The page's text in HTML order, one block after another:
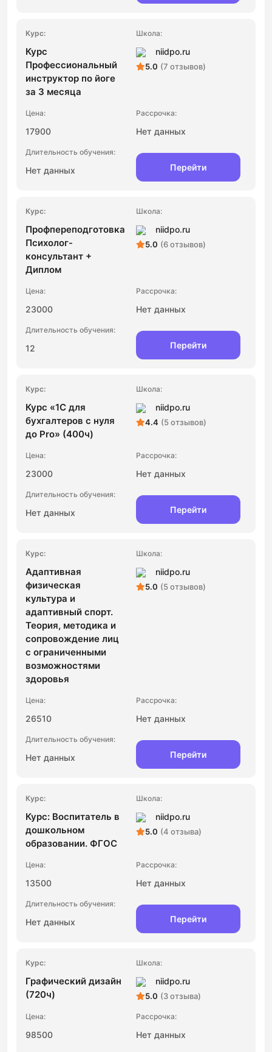
Курс
Профессиональный
инструктор по йоге
за 3 месяца
niidpo.ru
5.0 (7 отзывов)
17900 Нет данных
Нет данных Перейти
Профпереподготовка
Психолог-
консультант +
Диплом
niidpo.ru
5.0 (6 отзывов)
23000 Нет данных
12 Перейти
Курс «1С для
бухгалтеров с нуля
до Pro» (400ч)
niidpo.ru
4.4 (5 отзывов)
23000 Нет данных
Нет данных Перейти
Адаптивная
физическая
культура и
адаптивный спорт.
Теория, методика и
сопровождение лиц
с ограниченными
возможностями
здоровья
niidpo.ru
5.0 (5 отзывов)
26510 Нет данных
Нет данных Перейти
Курс: Воспитатель в
дошкольном
образовании. ФГОС
niidpo.ru
5.0 (4 отзыва)
13500 Нет данных
Нет данных Перейти
Графический дизайн
(720ч)
niidpo.ru
5.0 (3 отзыва)
98500 Нет данных